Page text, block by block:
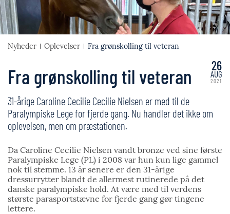
Nyheder Oplevelser Fra grønskolling til veteran
Fra grønskolling til veteran 26
AUG
2021
31-årige Caroline Cecilie Cecilie Nielsen er med til de
Paralympiske Lege for fjerde gang. Nu handler det ikke om
oplevelsen, men om præstationen.
Da Caroline Cecilie Nielsen vandt bronze ved sine første
Paralympiske Lege (PL) i 2008 var hun kun lige gammel
nok til stemme. 13 år senere er den 31-årige
dressurrytter blandt de allermest rutinerede på det
danske paralympiske hold. At være med til verdens
største parasportstævne for fjerde gang gør tingene
lettere.